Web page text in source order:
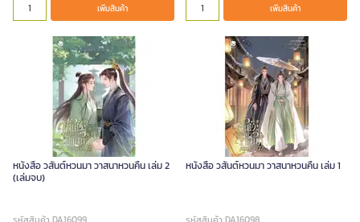
เพิ่มสินค้า เพิ่มสินค้า
หนังสือ วสันต์หวนมา วาสนาหวนคืน เล่ม 2
(เล่มจบ)
หนังสือ วสันต์หวนมา วาสนาหวนคืน เล่ม 1